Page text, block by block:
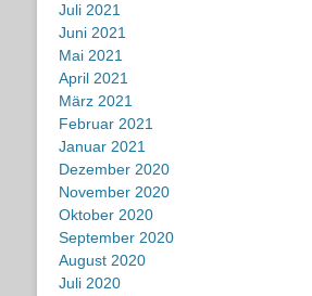
Juli 2021
Juni 2021
Mai 2021
April 2021
März 2021
Februar 2021
Januar 2021
Dezember 2020
November 2020
Oktober 2020
September 2020
August 2020
Juli 2020